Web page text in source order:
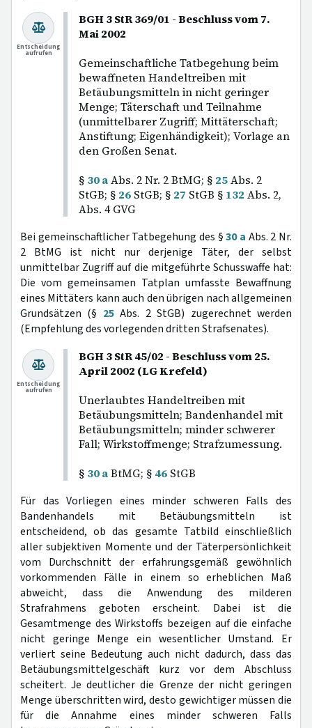
BGH 3 StR 369/01 - Beschluss vom 7.
Mai 2002
Gemeinschaftliche Tatbegehung beim
bewaffneten Handeltreiben mit
Betäubungsmitteln in nicht geringer
Menge; Täterschaft und Teilnahme
(unmittelbarer Zugriff; Mittäterschaft;
Anstiftung; Eigenhändigkeit); Vorlage an
den Großen Senat.
§ 30 aAbs. 2 Nr. 2 BtMG; § 25Abs. 2
StGB; § 26 StGB; § 27 StGB § 132 Abs. 2,
Abs. 4 GVG
Entscheidung
aufrufen
Bei gemeinschaftlicher Tatbegehung des §30 a Abs. 2 Nr.
2 BtMG ist nicht nur derjenige Täter, der selbst
unmittelbar Zugriff auf die mitgeführte Schusswaffe hat:
Die vom gemeinsamen Tatplan umfasste Bewaffnung
eines Mittäters kann auch den übrigen nach allgemeinen
Grundsätzen (§ 25Abs. 2 StGB) zugerechnet werden
(Empfehlung des vorlegenden dritten Strafsenates).
BGH 3 StR 45/02 - Beschluss vom 25.
April 2002 (LG Krefeld)
Unerlaubtes Handeltreiben mit
Betäubungsmitteln; Bandenhandel mit
Betäubungsmitteln; minder schwerer
Fall; Wirkstoffmenge; Strafzumessung.
§ 30 aBtMG; § 46 StGB
Entscheidung
aufrufen
Für das Vorliegen eines minder schweren Falls des
Bandenhandels mit Betäubungsmitteln ist
entscheidend, ob das gesamte Tatbild einschließlich
aller subjektiven Momente und der Täterpersönlichkeit
vom Durchschnitt der erfahrungsgemäß gewöhnlich
vorkommenden Fälle in einem so erheblichen Maß
abweicht, dass die Anwendung des milderen
Strafrahmens geboten erscheint. Dabei ist die
Gesamtmenge des Wirkstoffs bezeigen auf die einfache
nicht geringe Menge ein wesentlicher Umstand. Er
verliert seine Bedeutung auch nicht dadurch, dass das
Betäubungsmittelgeschäft kurz vor dem Abschluss
scheitert. Je deutlicher die Grenze der nicht geringen
Menge überschritten wird, desto gewichtiger müssen die
für die Annahme eines minder schweren Falls